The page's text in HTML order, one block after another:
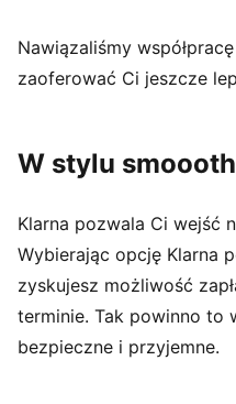
Nawiązaliśmy
zaoferować Ci jeszcze
W stylu smoooth
Klarna pozwala Ci wejść
Wybierając opcję Klarna
zyskujesz możliwość
terminie. Tak powinno to
bezpieczne i przyjemne.